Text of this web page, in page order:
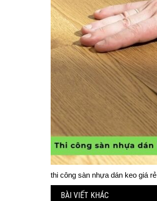
thi công sàn nhựa dán keo giá rẻ
BÀI VIẾT KHÁC